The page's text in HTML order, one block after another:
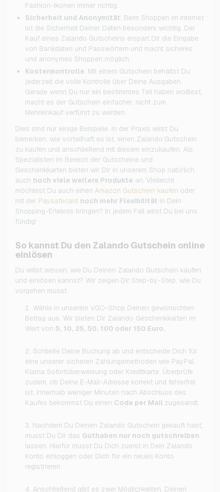
Fashion-Ikonen immer richtig.
Sicherheit und Anonymität: Beim Shoppen im Internet
ist die Sicherheit Deiner Daten besonders wichtig. Der
Kauf eines Zalando Gutscheins erspart Dir die Eingabe
von Bankdaten und Passwörtern und macht sicheres
und anonymes Shoppen möglich.
Kostenkontrolle: Mit einem Gutschein behältst Du
jederzeit die volle Kontrolle über Deine Ausgaben.
Gerade wenn Du nur ein bestimmtes Teil haben wolltest,
macht es der Gutschein einfacher, nicht zum
Mehreinkauf verführt zu werden.
Dies sind nur einige Beispiele. In der Praxis wirst Du
bemerken, wie vorteilhaft es ist, einen Zalando Gutschein
zu kaufen und anschließend mit diesem einzukaufen. Als
Spezialisten im Bereich der Gutscheine und
Geschenkkarten bieten wir Dir in unserem Shop natürlich
auch noch viele weitere Produkte an. Vielleicht
möchtest Du auch einen Amazon Gutschein kaufen oder
mit der Paysafecard noch mehr Flexibilität in Dein
Shopping-Erlebnis bringen? In jedem Fall wirst Du bei uns
fündig!
So kannst Du den Zalando Gutschein online
einlösen
Du willst wissen, wie Du Deinen Zalando Gutschein kaufen
und einlösen kannst? Wir zeigen Dir Step-by-Step, wie Du
vorgehen musst:
Wähle in unserem VGO-Shop Deinen gewünschten
Betrag aus. Wir bieten Dir Zalando Geschenkkarten im
Wert von 5, 10, 25, 50, 100 oder 150 Euro.
Schließe Deine Buchung ab und entscheide Dich für
eine unserer sicheren Zahlungsmethoden wie PayPal,
Klarna Sofortüberweisung oder Kreditkarte. Überprüfe
zudem, ob Deine E-Mail-Adresse korrekt und fehlerfrei
ist. Innerhalb weniger Minuten nach Abschluss des
Kaufes bekommst Du einen Code per Mail zugesandt.
Nachdem Du Deinen Zalando Gutschein gekauft hast,
musst Du Dir das Guthaben nur noch gutschreiben
lassen. Hierfür musst Du Dich zuerst in Dein Zalando
Konto einloggen oder Dich für ein neues Konto
registrieren.
Anschließend gibt es zwei Möglichkeiten, Deinen